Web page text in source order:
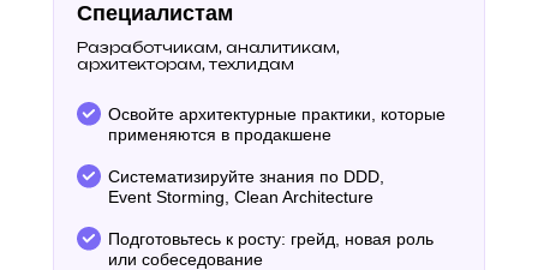
Разработчикам, аналитикам,
архитекторам, техлидам
Специалистам
Освойте архитектурные практики, которые
применяются в продакшене
Систематизируйте знания по DDD,
Event Storming, Clean Architecture
Подготовьтесь к росту: грейд, новая роль
или собеседование